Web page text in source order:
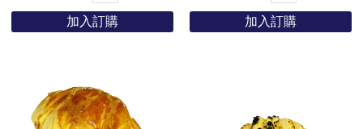
加入訂購 加入訂購